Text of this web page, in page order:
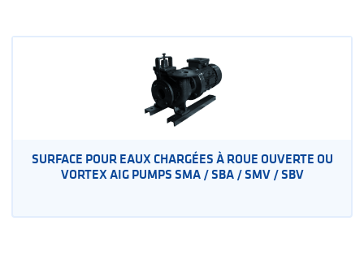
SURFACE POUR EAUX CHARGÉES À ROUE OUVERTE OU
VORTEX AIG PUMPS SMA / SBA / SMV / SBV